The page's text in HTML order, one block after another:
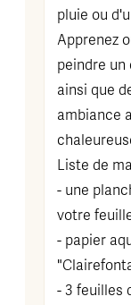
pluie ou
Apprenez
peindre
ainsi que
ambiance
Liste de
- une
votre
- papier
- 3 feuilles